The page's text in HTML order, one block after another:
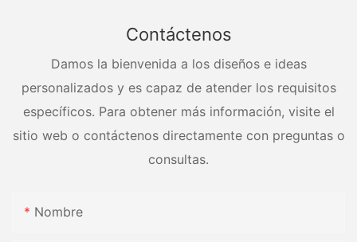
Contáctenos
Damos la bienvenida a los diseños e ideas
personalizados y es capaz de atender los requisitos
específicos. Para obtener más información, visite el
sitio web o contáctenos directamente con preguntas o
consultas.
Nombre